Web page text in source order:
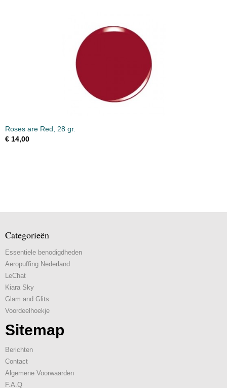
Roses are Red, 28 gr.
€ 14,00
Categorieën
Essentiele benodigdheden
Aeropuffing Nederland
LeChat
Kiara Sky
Glam and Glits
Voordeelhoekje
Sitemap
Berichten
Contact
Algemene Voorwaarden
F.A.Q